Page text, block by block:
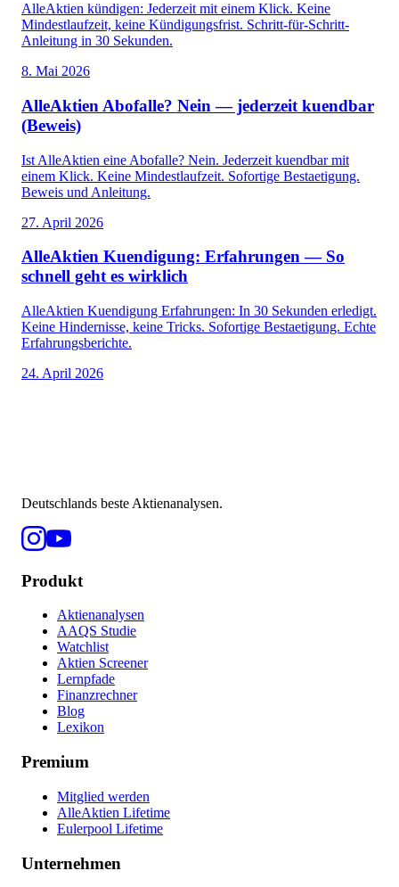
AlleAktien kündigen: Jederzeit mit einem Klick. Keine
Mindestlaufzeit, keine Kündigungsfrist. Schritt-für-Schritt-
Anleitung in 30 Sekunden.
8. Mai 2026
AlleAktien Abofalle? Nein — jederzeit kuendbar
(Beweis)
Ist AlleAktien eine Abofalle? Nein. Jederzeit kuendbar mit
einem Klick. Keine Mindestlaufzeit. Sofortige Bestaetigung.
Beweis und Anleitung.
27. April 2026
AlleAktien Kuendigung: Erfahrungen — So
schnell geht es wirklich
AlleAktien Kuendigung Erfahrungen: In 30 Sekunden erledigt.
Keine Hindernisse, keine Tricks. Sofortige Bestaetigung. Echte
Erfahrungsberichte.
24. April 2026
Deutschlands beste Aktienanalysen.
Produkt
Aktienanalysen
AAQS Studie
Watchlist
Aktien Screener
Lernpfade
Finanzrechner
Blog
Lexikon
Premium
Mitglied werden
AlleAktien Lifetime
Eulerpool Lifetime
Unternehmen